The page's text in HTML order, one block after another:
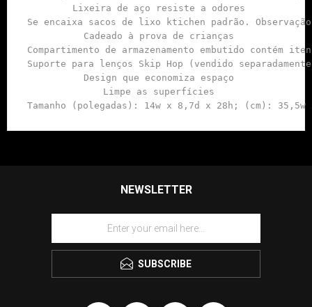
Lixeira de aço resiste a odores
Se encaixa sacos de lixo ktichen padrão.
Cadeado à prova de crianças
Compartimento de armazenamento embutido contém
Suporte para lenços Skip Hop (vendido
Design que economiza espaço
Limpe as superfícies
Tamanho (polegadas): 14w x 8,7d x 28h; (cm): 35,5w
NEWSLETTER
SUBSCRIBE